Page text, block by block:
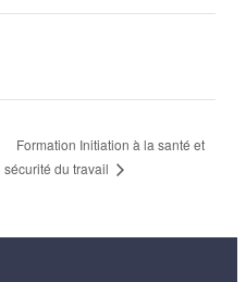
Formation Initiation à la santé et
sécurité du travail